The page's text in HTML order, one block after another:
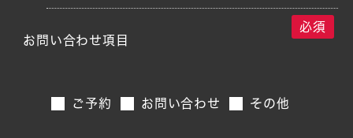
お問い合わせ項目
必須
ご予約 お問い合わせ その他